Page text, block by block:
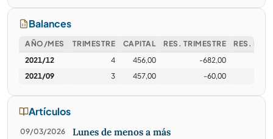
Balances
AÑO/MES TRIMESTRE CAPITAL RES. TRIMESTRE
RES.
2021/12
4 456,00 -682,00
2021/09
3 457,00 -60,00
Artículos
09/03/2026 Lunes de menos a más